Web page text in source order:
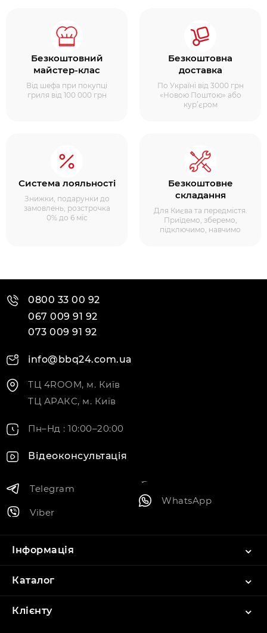
Безкоштовний
майстер-клас
Від шефа при покупці
гриля від 100 000 грн
Безкоштовна
доставка
По Україні від 3000 грн
«Новою Поштою» або
кур’єром
Система лояльності
Знижки, подарунки до
замовлень, розстрочка
0% до 6 міс
Безкоштовне
складання
Для Києва та передмістя.
Приїдемо, зберемо,
підключимо, навчимо
0800 33 00 92
067 009 91 92
073 009 91 92
info@bbq24.com.ua
ТЦ 4ROOM, м. Київ
ТЦ АРАКС, м. Київ
Пн–Нд : 10:00–20:00
Відеоконсультація
Telegram
Viber
WhatsApp
Інформація
Каталог
Клієнту